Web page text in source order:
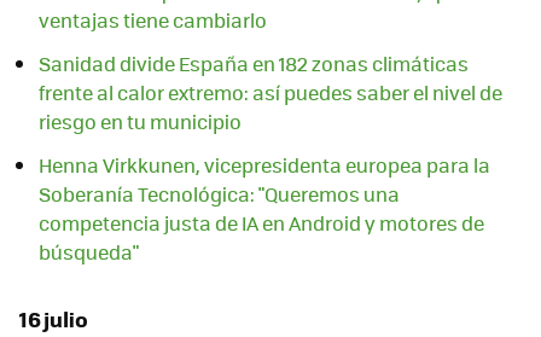
ventajas tiene cambiarlo
Sanidad divide España en 182 zonas climáticas
frente al calor extremo: así puedes saber el nivel de
riesgo en tu municipio
Henna Virkkunen, vicepresidenta europea para la
Soberanía Tecnológica: "Queremos una
competencia justa de IA en Android y motores de
búsqueda"
16 julio